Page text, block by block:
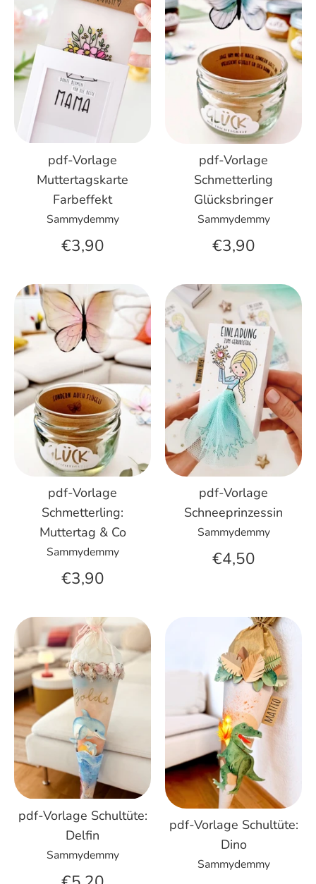
pdf-Vorlage
Muttertagskarte
Farbeffekt
Sammydemmy
€3,90
pdf-Vorlage
Schmetterling
Glücksbringer
Sammydemmy
€3,90
pdf-Vorlage
Schmetterling:
Muttertag & Co
Sammydemmy
€3,90
pdf-Vorlage
Schneeprinzessin
Sammydemmy
€4,50
pdf-Vorlage Schultüte:
Delfin
Sammydemmy
pdf-Vorlage Schultüte:
Dino
Sammydemmy